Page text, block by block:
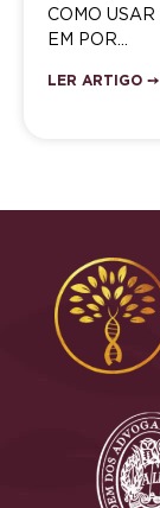
COMO
EM POR…
LER ARTIGO ➙